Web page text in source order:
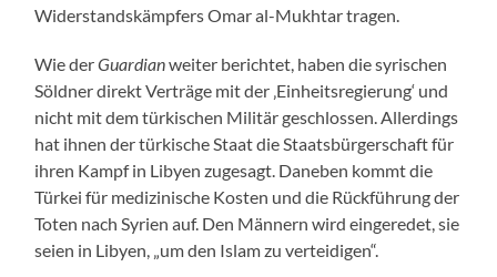
Widerstandskämpfers Omar al-Mukhtar tragen.
Wie derGuardianweiter berichtet, haben die syrischen
Söldner direkt Verträge mit der ‚Einheitsregierung‘ und
nicht mit dem türkischen Militär geschlossen. Allerdings
hat ihnen der türkische Staat die Staatsbürgerschaft für
ihren Kampf in Libyen zugesagt. Daneben kommt die
Türkei für medizinische Kosten und die Rückführung der
Toten nach Syrien auf. Den Männern wird eingeredet, sie
seien in Libyen, „um den Islam zu verteidigen“.